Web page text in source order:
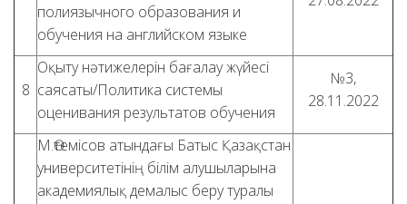
полиязычного образования и
обучения на английском языке
8
Оқыту нәтижелерін бағалау жүйесі
саясаты/Политика системы
оценивания результатов обучения
№3,
28.11.2022
М.Өтемісов атындағы Батыс Қазақстан
университетінің білім алушыларына
академиялық демалыс беру туралы